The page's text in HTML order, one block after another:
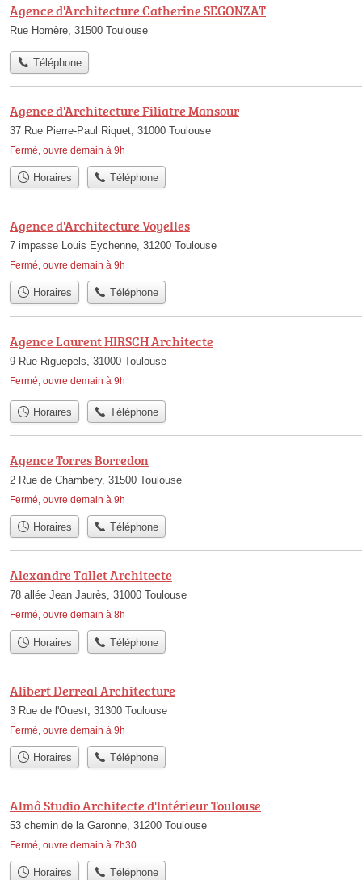
Agence d'Architecture Catherine SEGONZAT
Rue Homère, 31500 Toulouse
Téléphone
Agence d'Architecture Filiatre Mansour
37 Rue Pierre-Paul Riquet, 31000 Toulouse
Fermé, ouvre demain à 9h
Horaires Téléphone
Agence d'Architecture Voyelles
7 impasse Louis Eychenne, 31200 Toulouse
Fermé, ouvre demain à 9h
Horaires Téléphone
Agence Laurent HIRSCH Architecte
9 Rue Riguepels, 31000 Toulouse
Fermé, ouvre demain à 9h
Horaires Téléphone
Agence Torres Borredon
2 Rue de Chambéry, 31500 Toulouse
Fermé, ouvre demain à 9h
Horaires Téléphone
Alexandre Tallet Architecte
78 allée Jean Jaurès, 31000 Toulouse
Fermé, ouvre demain à 8h
Horaires Téléphone
Alibert Derreal Architecture
3 Rue de l'Ouest, 31300 Toulouse
Fermé, ouvre demain à 9h
Horaires Téléphone
Almâ Studio Architecte d'Intérieur Toulouse
53 chemin de la Garonne, 31200 Toulouse
Fermé, ouvre demain à 7h30
Horaires Téléphone